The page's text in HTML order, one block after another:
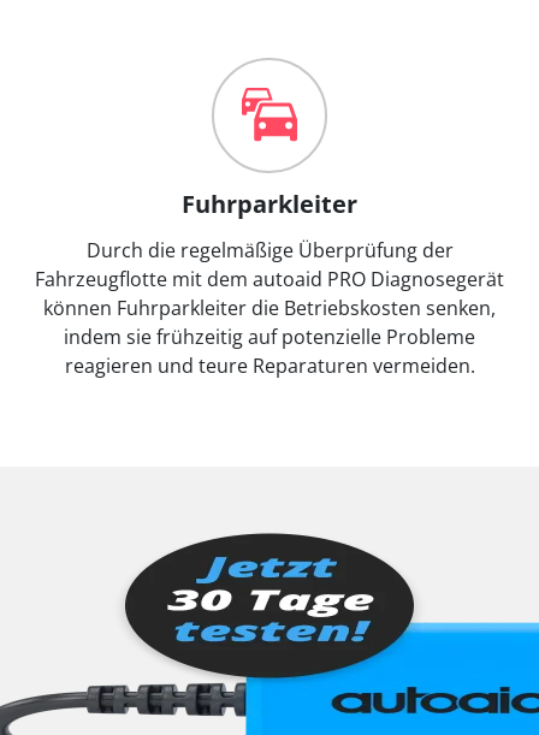
Fuhrparkleiter
Durch die regelmäßige Überprüfung der
Fahrzeugflotte mit dem autoaid PRO Diagnosegerät
können Fuhrparkleiter die Betriebskosten senken,
indem sie frühzeitig auf potenzielle Probleme
reagieren und teure Reparaturen vermeiden.